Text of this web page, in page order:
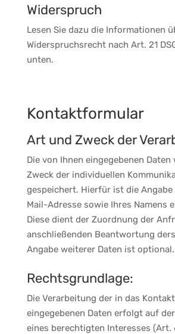
Widerspruch
Lesen Sie dazu die Informationen
Widerspruchsrecht nach Art. 21
unten.
Kontaktformular
Art und Zweck der
Die von Ihnen eingegebenen Daten
Zweck der individuellen
gespeichert. Hierfür ist die Angabe
Mail-Adresse sowie Ihres Namens
Diese dient der Zuordnung der
anschließenden Beantwortung
Angabe weiterer Daten ist optional.
Rechtsgrundlage:
Die Verarbeitung der in das
eingegebenen Daten erfolgt auf
eines berechtigten Interesses (Art.